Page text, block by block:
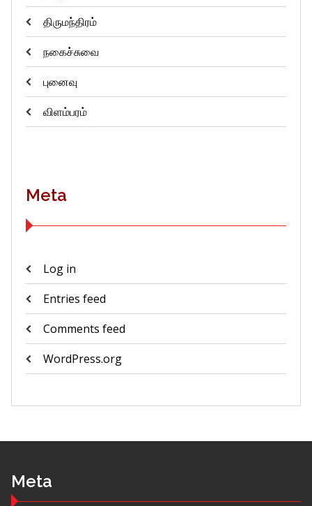
திருமந்திரம்
நகைச்சுவை
புனைவு
விளம்பரம்
Meta
Log in
Entries feed
Comments feed
WordPress.org
Meta